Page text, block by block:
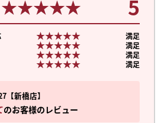
新橋店
のお客様のレビュー
★★★★★
★★★★★ 5
★★★★★
★★★★★
満足
★★★★★
★★★★★
満足
★★★★★
★★★★★
満足
★★★★★
★★★★★ 満足